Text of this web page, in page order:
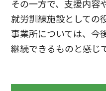
その一方で、支援内容
就労訓練施設としての
事業所については、今
継続できるものと感じ